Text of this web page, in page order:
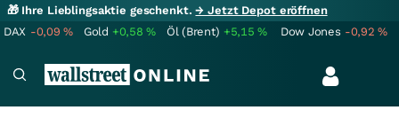
🎁 Ihre Lieblingsaktie geschenkt.→ Jetzt Depot eröffnen
DAX -0,09% Gold +0,58% Öl (Brent) +5,15% Dow Jones -0,92%